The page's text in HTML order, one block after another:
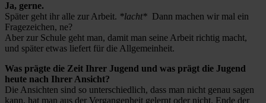
Ja, gerne.
Später geht ihr alle zur Arbeit. *lacht* Dann machen wir mal ein
Fragezeichen, ne?
Aber zur Schule geht man, damit man seine Arbeit richtig macht,
und später etwas liefert für die Allgemeinheit.
Was prägte die Zeit Ihrer Jugend und was prägt die Jugend
heute nach Ihrer Ansicht?
Die Ansichten sind so unterschiedlich, dass man nicht genau sagen
kann, hat man aus der Vergangenheit gelernt oder nicht. Ende der